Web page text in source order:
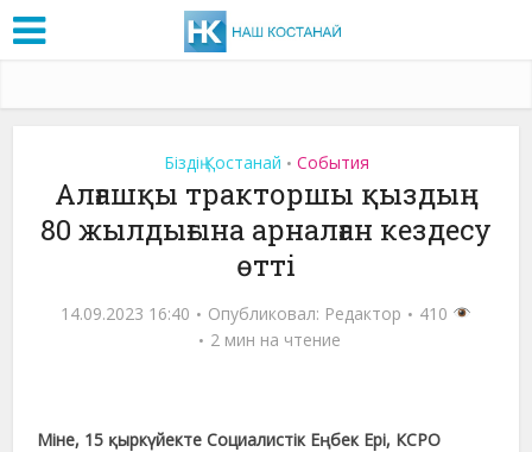
Біздің Қостанай • События
Алғашқы тракторшы қыздың
80 жылдығына арналған кездесу
өтті
14.09.2023 16:40 Опубликовал: Редактор
410
2 мин на чтение
Міне, 15 қыркүйекте Социалистік Еңбек Ері, КСРО